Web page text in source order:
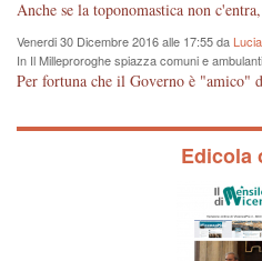
Venerdi 30 Dicembre 2016 alle 17:55 da
In Il Milleproroghe spiazza comuni e
2020
Edicola